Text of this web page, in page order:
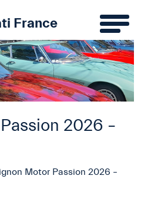
France
2026 –
Motor Passion 2026 –